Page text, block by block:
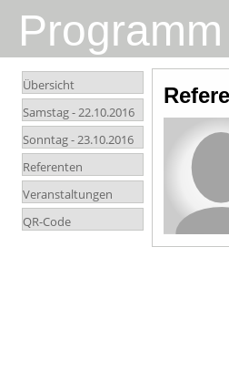
Übersicht
Samstag -22.10.2016
Sonntag -23.10.2016
Referenten
Veranstaltungen
QR-Code